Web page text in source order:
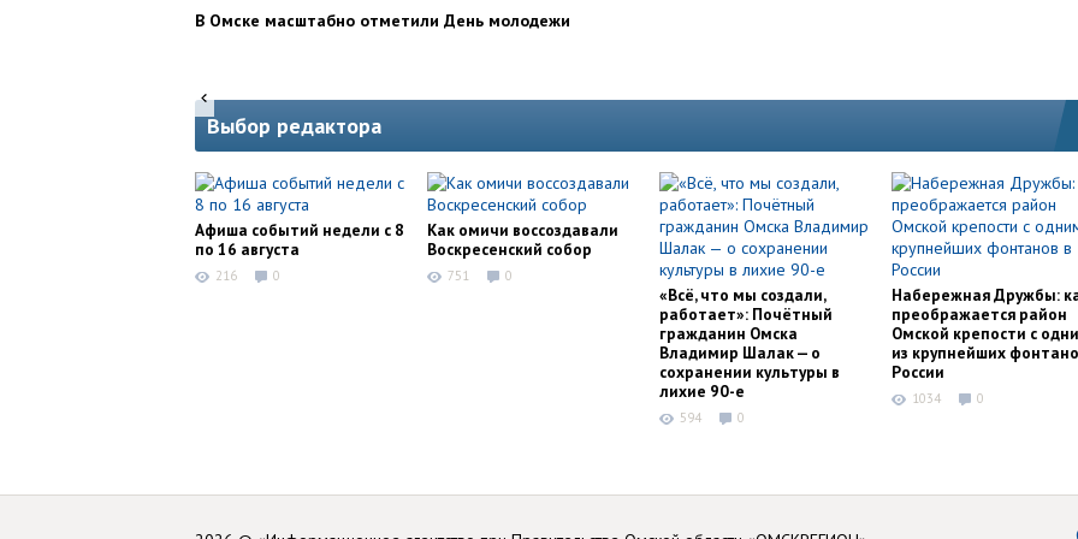
В Омске масштабно отметили День молодежи
Выбор редактора
Афиша событий недели с 8
по 16 августа
216 0
Как омичи воссоздавали
Воскресенский собор
751 0
«Всё, что мы создали,
работает»: Почётный
гражданин Омска
Владимир Шалак — о
сохранении культуры в
лихие 90-е
594 0
Набережная Дружбы:
преображается район
Омской крепости с
из крупнейших
России
1034 0